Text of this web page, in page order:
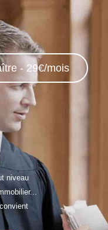
- 29€/mois
niveau